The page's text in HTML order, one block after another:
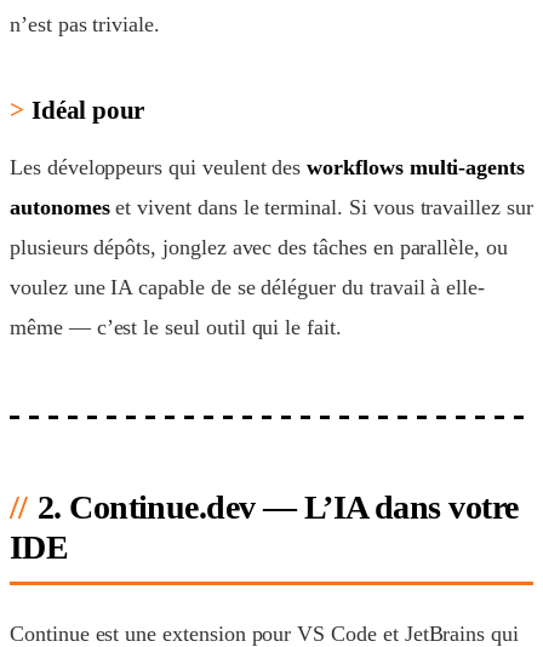
n’est pas triviale.
Idéal pour
Les développeurs qui veulent desworkflows multi-agents
autonomeset vivent dans le terminal. Si vous travaillez sur
plusieurs dépôts, jonglez avec des tâches en parallèle, ou
voulez une IA capable de se déléguer du travail à elle-
même — c’est le seul outil qui le fait.
2. Continue.dev — L’IA dans votre
IDE
Continue est une extension pour VS Code et JetBrains qui